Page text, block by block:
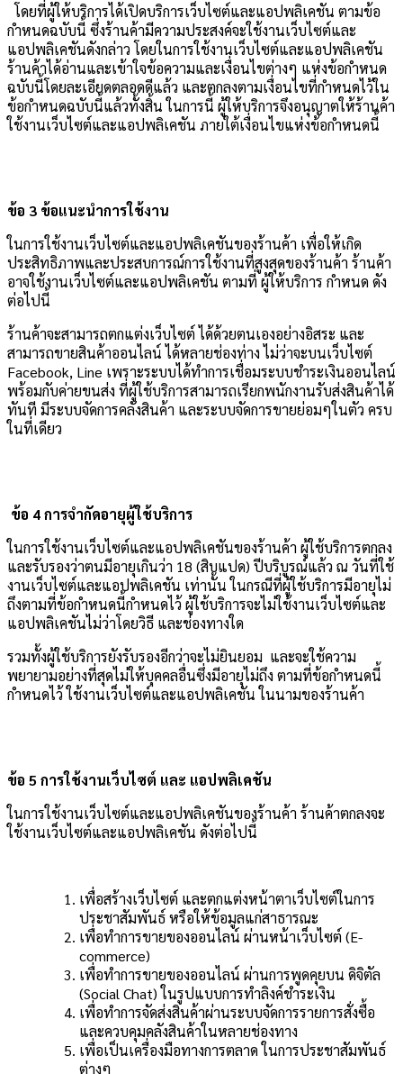
โดยที่ผู้ให้บริการได้เปิดบริการเว็บไซต์และแอปพลิเคชัน ตามข้อ
กำหนดฉบับนี้ ซึ่งร้านค้ามีความประสงค์จะใช้งานเว็บไซต์และ
แอปพลิเคชันดังกล่าว โดยในการใช้งานเว็บไซต์และแอปพลิเคชัน
ร้านค้าได้อ่านและเข้าใจข้อความและเงื่อนไขต่างๆ แห่งข้อกำหนด
ฉบับนี้โดยละเอียดตลอดดีแล้ว และตกลงตามเงื่อนไขที่กำหนดไว้ใน
ข้อกำหนดฉบับนี้แล้วทั้งสิ้น ในการนี้ ผู้ให้บริการจึงอนุญาตให้ร้านค้า
ใช้งานเว็บไซต์และแอปพลิเคชัน ภายใต้เงื่อนไขแห่งข้อกำหนดนี้
ข้อ 3 ข้อแนะนำการใช้งาน
ในการใช้งานเว็บไซต์และแอปพลิเคชันของร้านค้า เพื่อให้เกิด
ประสิทธิภาพและประสบการณ์การใช้งานที่สูงสุดของร้านค้า ร้านค้า
อาจใช้งานเว็บไซต์และแอปพลิเคชัน ตามที่ ผู้ให้บริการ กำหนด ดัง
ต่อไปนี้
ร้านค้าจะสามารถตกแต่งเว็บไซต์ ได้ด้วยตนเองอย่างอิสระ และ
สามารถขายสินค้าออนไลน์ ได้หลายช่องท่าง ไม่ว่าจะบนเว็บไซต์
Facebook, Line เพราะระบบได้ทำการเชื่อมระบบชำระเงินออนไลน์
พร้อมกับค่ายขนส่ง ที่ผู้ใช้บริการสามารถเรียกพนักงานรับส่งสินค้าได้
ทันที มีระบบจัดการคลังสินค้า และระบบจัดการขายย่อมๆในตัว ครบ
ในที่เดียว
ข้อ 4 การจำกัดอายุผู้ใช้บริการ
ในการใช้งานเว็บไซต์และแอปพลิเคชันของร้านค้า ผู้ใช้บริการตกลง
และรับรองว่าตนมีอายุเกินว่า 18 (สิบแปด) ปีบริบูรณ์แล้ว ณ วันที่ใช้
งานเว็บไซต์และแอปพลิเคชัน เท่านั้น ในกรณีที่ผู้ใช้บริการมีอายุไม่
ถึงตามที่ข้อกำหนดนี้กำหนดไว้ ผู้ใช้บริการจะไม่ใช้งานเว็บไซต์และ
แอปพลิเคชันไม่ว่าโดยวิธี และช่องทางใด
รวมทั้งผู้ใช้บริการยังรับรองอีกว่าจะไม่ยินยอม และจะใช้ความ
พยายามอย่างที่สุดไม่ให้บุคคลอื่นซึ่งมีอายุไม่ถึง ตามที่ข้อกำหนดนี้
กำหนดไว้ ใช้งานเว็บไซต์และแอปพลิเคชัน ในนามของร้านค้า
ข้อ 5 การใช้งานเว็บไซต์ และ แอปพลิเคชัน
ในการใช้งานเว็บไซต์และแอปพลิเคชันของร้านค้า ร้านค้าตกลงจะ
ใช้งานเว็บไซต์และแอปพลิเคชัน ดังต่อไปนี้
เพื่อสร้างเว็บไซต์ และตกแต่งหน้าตาเว็บไซต์ในการ
ประชาสัมพันธ์ หรือให้ข้อมูลแก่สาธารณะ
เพื่อทำการขายของออนไลน์ ผ่านหน้าเว็บไซต์ (E-
commerce)
เพื่อทำการขายของออนไลน์ ผ่านการพูดคุยบน ดิจิตัล
(Social Chat) ในรูปแบบการทำลิงค์ชำระเงิน
เพื่อทำการจัดส่งสินค้าผ่านระบบจัดการรายการสั่งซื้อ
และควบคุมคลังสินค้าในหลายช่องทาง
เพื่อเป็นเครื่องมือทางการตลาด ในการประชาสัมพันธ์
ต่างๆ